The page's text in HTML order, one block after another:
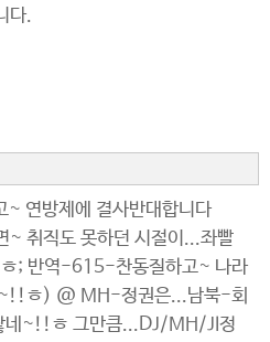
다.
연방제에 결사반대합니다
취직도 못하던 시절이...좌빨
; 반역-615-찬동질하고~ 나라
~!!ㅎ) @ MH-정권은...남북-회
네~!!ㅎ 그만큼...DJ/MH/JI정